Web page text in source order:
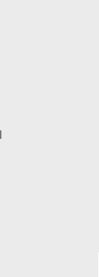
chất lượng